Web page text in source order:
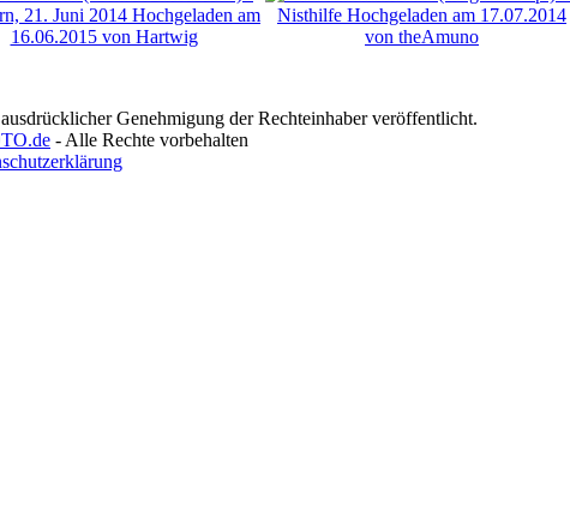
Genehmigung der Rechteinhaber veröffentlicht.
- Alle Rechte vorbehalten